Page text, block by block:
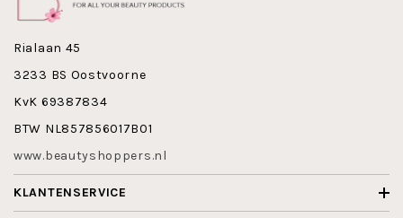
Rialaan 45
3233 BS Oostvoorne
KvK 69387834
BTW NL857856017B01
www.beautyshoppers.nl
KLANTENSERVICE